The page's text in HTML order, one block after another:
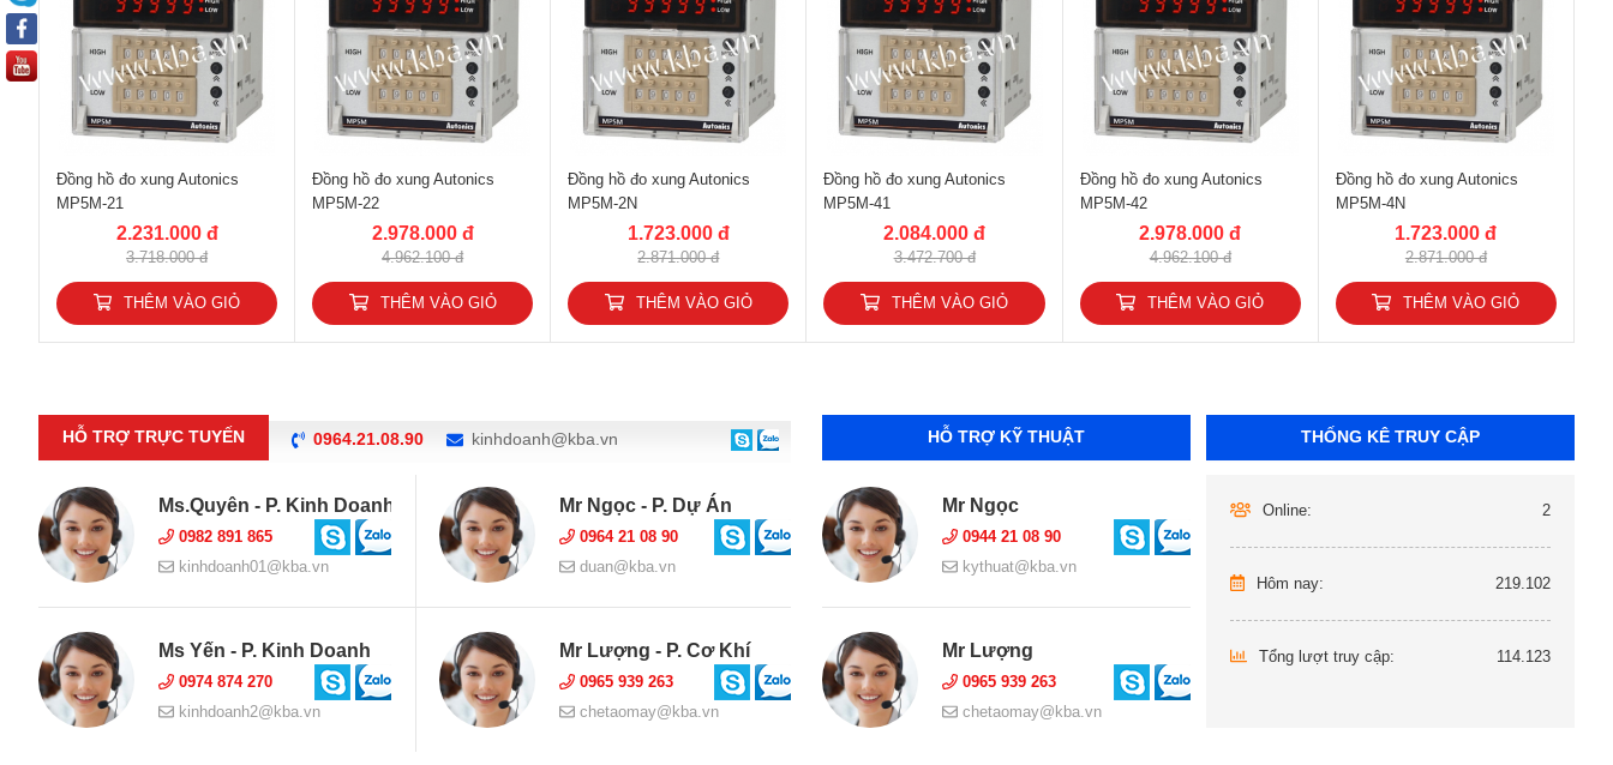
Đồng hồ đo xung Autonics
MP5M-21
2.231.000 đ
3.718.000 đ
THÊM VÀO GIỎ
Đồng hồ đo xung Autonics
MP5M-22
2.978.000 đ
4.962.100 đ
THÊM VÀO GIỎ
Đồng hồ đo xung Autonics
MP5M-2N
1.723.000 đ
2.871.000 đ
THÊM VÀO GIỎ
Đồng hồ đo xung Autonics
MP5M-41
2.084.000 đ
3.472.700 đ
THÊM VÀO GIỎ
Đồng hồ đo xung Autonics
MP5M-42
2.978.000 đ
4.962.100 đ
THÊM VÀO GIỎ
Đồng hồ đo xung Autonics
MP5M-4N
1.723.000 đ
2.871.000 đ
THÊM VÀO GIỎ
HỖ TRỢ TRỰC TUYẾN 0964.21.08.90 kinhdoanh@kba.vn
Ms.Quyên - P. Kinh Doanh
0982 891 865
kinhdoanh01@kba.vn
Mr Ngọc - P. Dự Án
0964 21 08 90
duan@kba.vn
Ms Yến - P. Kinh Doanh
0974 874 270
kinhdoanh2@kba.vn
Mr Lượng - P. Cơ Khí
0965 939 263
chetaomay@kba.vn
HỖ TRỢ KỸ THUẬT
Mr Ngọc
0944 21 08 90
kythuat@kba.vn
Mr Lượng
0965 939 263
chetaomay@kba.vn
THỐNG KÊ TRUY CẬP
Online: 2
Hôm nay: 219.102
Tổng lượt truy cập: 114.123